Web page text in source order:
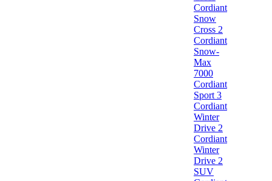
Cordiant
Snow
Cross 2
Cordiant
Snow-
Max
7000
Cordiant
Sport 3
Cordiant
Winter
Drive 2
Cordiant
Winter
Drive 2
SUV